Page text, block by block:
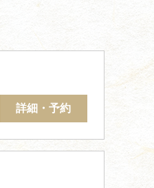
詳細・予約